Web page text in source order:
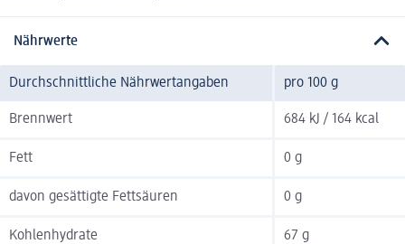
Nährwerte
Durchschnittliche Nährwertangaben pro 100 g
Brennwert 684 kJ / 164 kcal
Fett 0 g
davon gesättigte Fettsäuren 0 g
Kohlenhydrate 67 g